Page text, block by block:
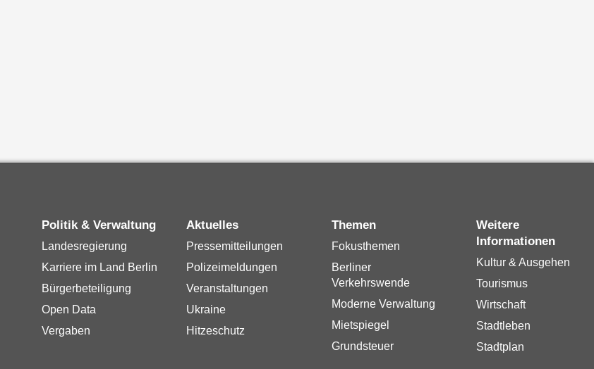
Politik & Verwaltung
Landesregierung
Karriere im Land Berlin
Bürgerbeteiligung
Open Data
Vergaben
Aktuelles
Pressemitteilungen
Polizeimeldungen
Veranstaltungen
Ukraine
Hitzeschutz
Themen
Fokusthemen
Berliner
Verkehrswende
Moderne Verwaltung
Mietspiegel
Grundsteuer
Weitere
Informationen
Kultur & Ausgehen
Tourismus
Wirtschaft
Stadtleben
Stadtplan